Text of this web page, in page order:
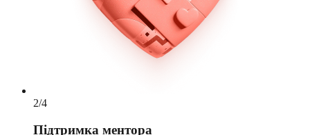
2/4
Підтримка ментора